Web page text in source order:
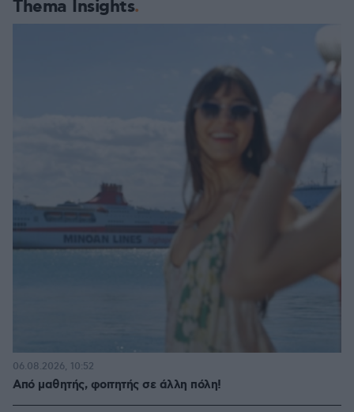
Thema Insights
Από μαθητής, φοιτητής σε άλλη πόλη!
06.08.2026, 10:52